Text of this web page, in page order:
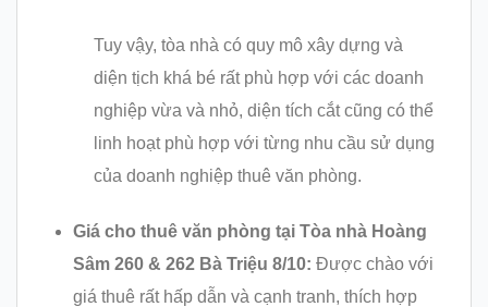
Tuy vậy, tòa nhà có quy mô xây dựng và
diện tịch khá bé rất phù hợp với các doanh
nghiệp vừa và nhỏ, diện tích cắt cũng có thể
linh hoạt phù hợp với từng nhu cầu sử dụng
của doanh nghiệp thuê văn phòng.
Giá cho thuê văn phòng tại Tòa nhà Hoàng
Sâm 260 & 262 Bà Triệu 8/10: Được chào với
giá thuê rất hấp dẫn và cạnh tranh, thích hợp